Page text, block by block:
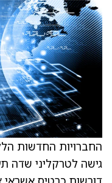
החברויות החדשות
גישה לטרקליני שדה